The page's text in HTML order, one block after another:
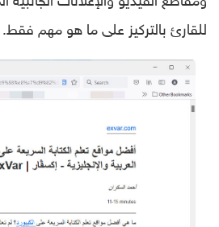
للقارئ بالتركيز على ما هو مهم فقط.